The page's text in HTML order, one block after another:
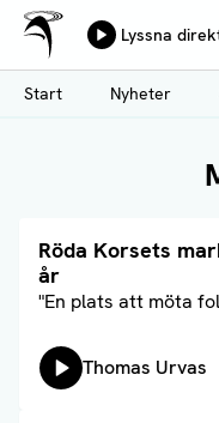
Hoppa
till
huvudinnehåll
Ålands Radio & TV
Lyssna
Start
Nyheter
Röda Korsets
år
"En plats att möta
Läs artikel
Lyssna på:
Thomas Urvas